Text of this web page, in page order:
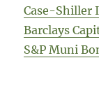
Case-Shiller
Barclays
S&P Muni